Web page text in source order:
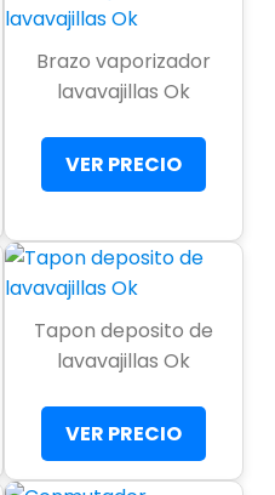
Brazo vaporizador
lavavajillas Ok
VER PRECIO
Tapon deposito de
lavavajillas Ok
VER PRECIO